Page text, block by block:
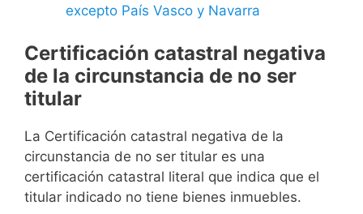
excepto País Vasco y Navarra
Certificación catastral negativa
de la circunstancia de no ser
titular
La Certificación catastral negativa de la
circunstancia de no ser titular es una
certificación catastral literal que indica que el
titular indicado no tiene bienes inmuebles.